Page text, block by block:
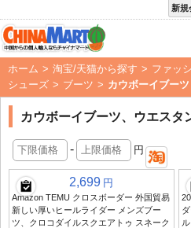
新規
ホーム > 淘宝/天猫から探す > ファッ
シューズ > ブーツ > カウボーイブーツ
カウボーイブーツ、ウエスタ
- 円
2,699 円
Amazon TEMU クロスボーダー 外国貿易
新しい厚いヒールライダー メンズブー
ツ、クロコダイルスクエアトゥ スネーク